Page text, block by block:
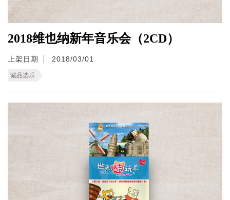
2018维也纳新年音乐会（2CD）
上架日期 2018/03/01
诚品选乐